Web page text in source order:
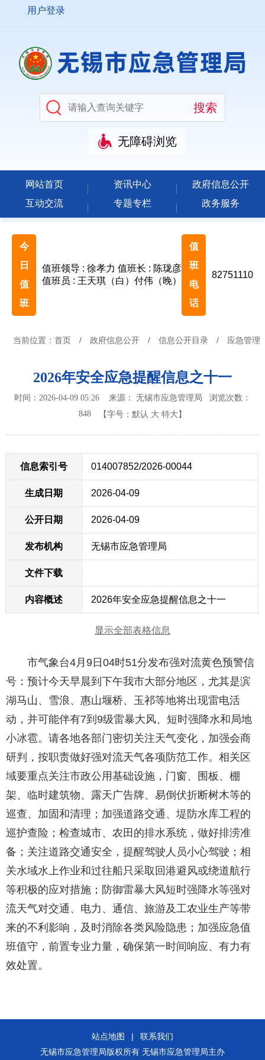
用户登录
无障碍浏览
网站首页 资讯中心
政府信息公开
互动交流
专题专栏 政务服务
今
日
值
班
值班领导 : 徐孝力 值班长 : 陈珑彦
值班员 : 王天琪（白）付伟（晚）
值
班
电
话
82751110
当前位置： 首页 / 政府信息公开 / 信息公开目录 / 应急管理
2026年安全应急提醒信息之十一
时间：2026-04-09 05:26 来源： 无锡市应急管理局 浏览次数：
848
【字号：默认 大 特大 】
信息索引号 014007852/2026-00044
生成日期 2026-04-09
公开日期 2026-04-09
发布机构 无锡市应急管理局
文件下载
内容概述 2026年安全应急提醒信息之十一
显示全部表格信息
市气象台4月9日04时51分发布强对流黄色预警信
号：预计今天早晨到下午我市大部分地区，尤其是滨
湖马山、雪浪、惠山堰桥、玉祁等地将出现雷电活
动，并可能伴有7到9级雷暴大风、短时强降水和局地
小冰雹。请各地各部门密切关注天气变化，加强会商
研判，按职责做好强对流天气各项防范工作。相关区
域要重点关注市政公用基础设施，门窗、围板、棚
架、临时建筑物、露天广告牌、易倒伏折断树木等的
巡查、加固和清理；加强道路交通、堤防水库工程的
巡护查险；检查城市、农田的排水系统，做好排涝准
备；关注道路交通安全，提醒驾驶人员小心驾驶；相
关水域水上作业和过往船只采取回港避风或绕道航行
等积极的应对措施；防御雷暴大风短时强降水等强对
流天气对交通、电力、通信、旅游及工农业生产等带
来的不利影响，及时消除各类风险隐患；加强应急值
班值守，前置专业力量，确保第一时间响应、有力有
效处置。
站点地图 |
联系我们
无锡市应急管理局版权所有 无锡市应急管理局主办